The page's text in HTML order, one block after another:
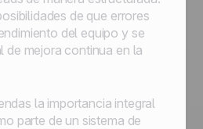
de que errores
del equipo y se
de mejora continua en la
la importancia integral
parte de un sistema de